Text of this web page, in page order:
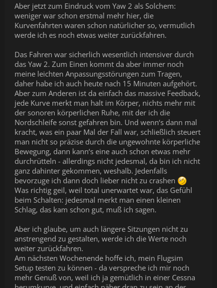
Aber jetzt zum Eindruck vom Yaw 2 als Solchem:
weniger war schon erstmal mehr hier, die
Kurvenfahrten waren schon natürlicher so, vermutlich
werde ich es noch etwas weiter zurückfahren.
Das Fahren war sicherlich wesentlich intensiver durch
das Yaw 2. Zum Einen kommt da aber immer noch
meine leichten Anpassungsstörungen zum Tragen,
daher habe ich auch heute nach 15 Minuten aufgehört.
Aber zum Anderen ist da einfach das massive Feedback,
jede Kurve merkt man halt im Körper, nichts mehr mit
der sonoren körperlichen Ruhe, mit der ich die
Nordschleife sonst gefahren bin. Und wenn‘s dann mal
kracht, was ein paar Mal der Fall war, schließlich steuert
man nicht so präzise durch die ungewohnte körperliche
Bewegung, dann kann‘s eine auch schon etwas mehr
durchrütteln - allerdings nicht jedesmal, da bin ich nicht
ganz dahinter gekommen, weshalb. Jedenfalls
bevorzuge ich dann doch lieber nicht zu crashen
Was richtig geil, weil total unerwartet war, das Gefühl
beim Schalten: jedesmal merkt man einen kleinen
Schlag, das kam schon gut, muß ich sagen.
Aber ich glaube, um auch längere Sitzungen nicht zu
anstrengend zu gestalten, werde ich die Werte noch
weiter zurückfahren.
Am nächsten Wochenende hoffe ich, mein Flugsim
Setup testen zu können - da verspreche ich mir noch
mehr Genuß von, weil ich ja gemütlich in einer Cessna